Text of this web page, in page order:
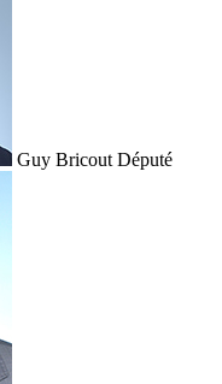
Guy Bricout Député